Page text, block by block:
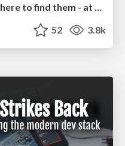
Fantastic passwords and where to find them - at NoRuKo
52 3.8k